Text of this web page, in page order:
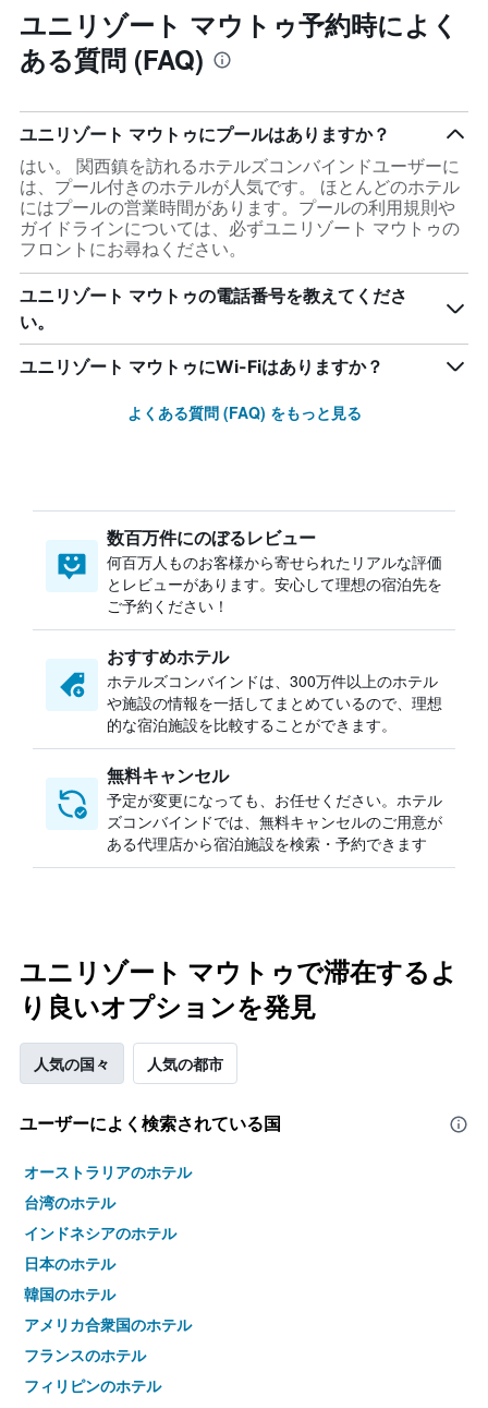
ユニリゾート マウトゥ予約時によく
ある質問 (FAQ)
ユニリゾート マウトゥにプールはありますか？
はい。 関西鎮を訪れるホテルズコンバインドユーザーに
は、プール付きのホテルが人気です。 ほとんどのホテル
にはプールの営業時間があります。プールの利用規則や
ガイドラインについては、必ずユニリゾート マウトゥの
フロントにお尋ねください。
ユニリゾート マウトゥの電話番号を教えてくださ
い。
ユニリゾート マウトゥにWi-Fiはありますか？
よくある質問 (FAQ) をもっと見る
数百万件にのぼるレビュー
何百万人ものお客様から寄せられたリアルな評価
とレビューがあります。安心して理想の宿泊先を
ご予約ください！
おすすめホテル
ホテルズコンバインドは、300万件以上のホテル
や施設の情報を一括してまとめているので、理想
的な宿泊施設を比較することができます。
無料キャンセル
予定が変更になっても、お任せください。ホテル
ズコンバインドでは、無料キャンセルのご用意が
ある代理店から宿泊施設を検索・予約できます
ユニリゾート マウトゥで滞在するよ
り良いオプションを発見
人気の国々 人気の都市
ユーザーによく検索されている国
オーストラリアのホテル
台湾のホテル
インドネシアのホテル
日本のホテル
韓国のホテル
アメリカ合衆国のホテル
フランスのホテル
フィリピンのホテル